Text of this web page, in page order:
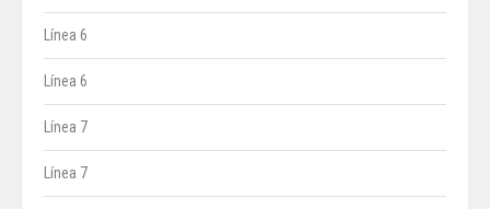
Línea 6
Línea 6
Línea 7
Línea 7